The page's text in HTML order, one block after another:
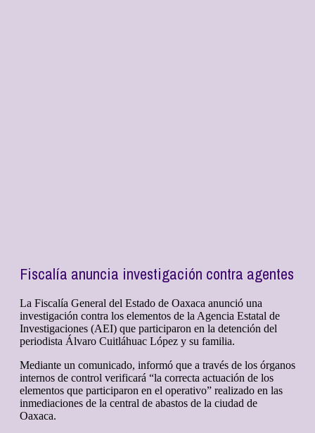
Fiscalía anuncia investigación contra agentes
La Fiscalía General del Estado de Oaxaca anunció una
investigación contra los elementos de la Agencia Estatal de
Investigaciones (AEI) que participaron en la detención del
periodista Álvaro Cuitláhuac López y su familia.
Mediante un comunicado, informó que a través de los órganos
internos de control verificará “la correcta actuación de los
elementos que participaron en el operativo” realizado en las
inmediaciones de la central de abastos de la ciudad de
Oaxaca.